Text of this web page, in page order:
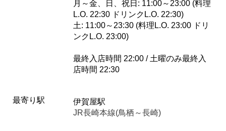
月～金、日、祝日: 11:00～23:00 (料理
L.O. 22:30 ドリンクL.O. 22:30)
土: 11:00～23:30 (料理L.O. 23:00 ドリ
ンクL.O. 23:00)
最終入店時間 22:00 / 土曜のみ最終入
店時間 22:30
最寄り駅
伊賀屋駅
JR長崎本線(鳥栖～長崎)